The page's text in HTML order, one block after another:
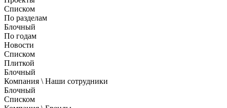
Списком
По разделам
Блочный
По годам
Новости
Списком
Плиткой
Блочный
Компания \ Наши сотрудники
Блочный
Списком